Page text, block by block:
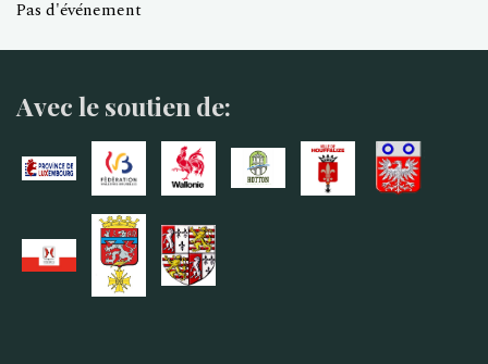
Pas d'événement
Avec le soutien de: